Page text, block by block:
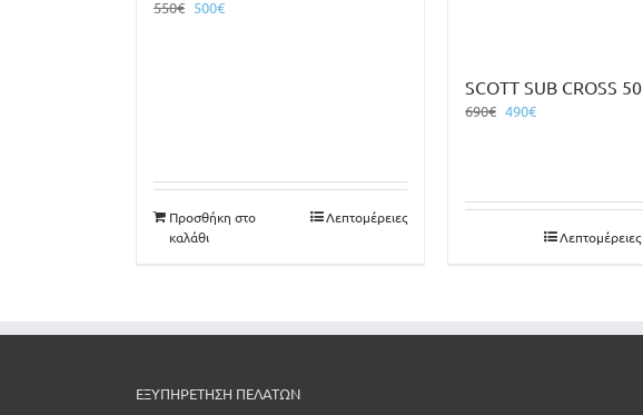
550€ Original
500€Η
Προσθήκη στο
καλάθι
Λεπτομέρειες
SCOTT SUB CROSS 50
690€ Original
490€Η
490€.
Λεπτομέρειες
ΕΞΥΠΗΡΕΤΗΣΗ ΠΕΛΑΤΩΝ